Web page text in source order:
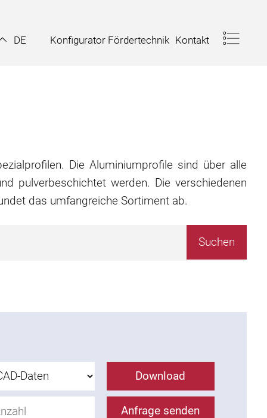
DE Konfigurator Fördertechnik Kontakt
Die Aluminiumprofile sind über alle
pulverbeschichtet werden. Die verschiedenen
das umfangreiche Sortiment ab.
Download
Anfrage senden